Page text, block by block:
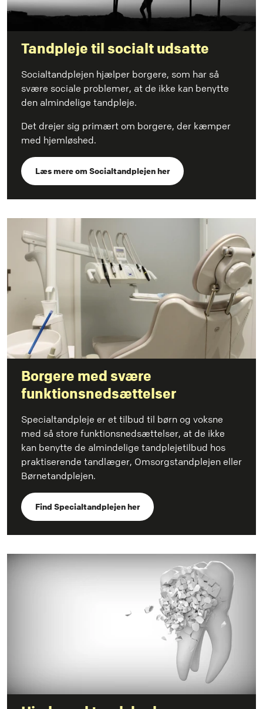
Tandpleje til socialt udsatte
Socialtandplejen hjælper borgere, som har så
svære sociale problemer, at de ikke kan benytte
den almindelige tandpleje.
Det drejer sig primært om borgere, der kæmper
med hjemløshed.
Læs mere om Socialtandplejen her
Borgere med svære
funktionsnedsættelser
Specialtandpleje er et tilbud til børn og voksne
med så store funktionsnedsættelser, at de ikke
kan benytte de almindelige tandplejetilbud hos
praktiserende tandlæger, Omsorgstandplejen eller
Børnetandplejen.
Find Specialtandplejen her